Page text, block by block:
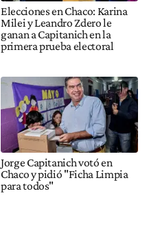
Elecciones en Chaco: Karina
Milei y Leandro Zdero le
ganan a Capitanich en la
primera prueba electoral
Jorge Capitanich votó en
Chaco y pidió "Ficha Limpia
para todos"